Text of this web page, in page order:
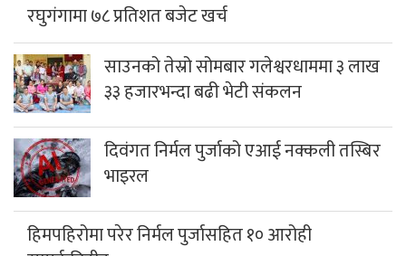
रघुगंगामा ७८ प्रतिशत बजेट खर्च
साउनको तेस्रो सोमबार गलेश्वरधाममा ३ लाख
३३ हजारभन्दा बढी भेटी संकलन
दिवंगत निर्मल पुर्जाको एआई नक्कली तस्बिर
भाइरल
हिमपहिरोमा परेर निर्मल पुर्जासहित १० आरोही